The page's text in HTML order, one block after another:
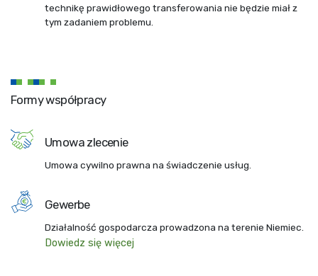
technikę prawidłowego transferowania nie będzie miał z
tym zadaniem problemu.
Formy współpracy
Umowa zlecenie
Umowa cywilno prawna na świadczenie usług.
Gewerbe
Działalność gospodarcza prowadzona na terenie Niemiec.
Dowiedz się więcej